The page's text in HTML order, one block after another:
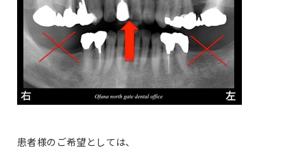
患者様のご希望としては、